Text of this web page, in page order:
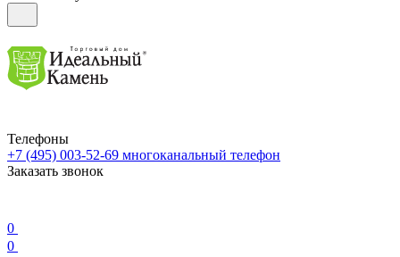
Телефоны
+7 (495) 003-52-69 многоканальный телефон
Заказать звонок
0
0